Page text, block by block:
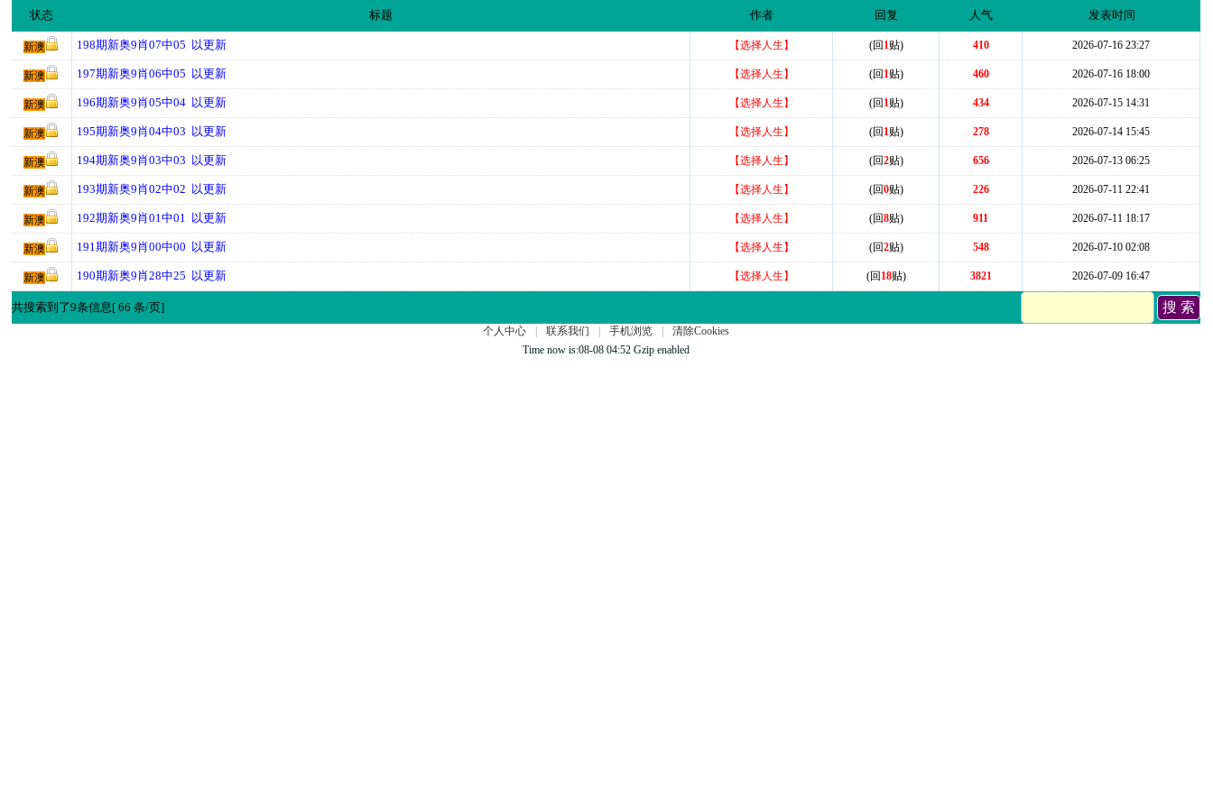
状态 标题 作者 回复 人气 发表时间
新澳 198期新奥9肖07中05 以更新 【选择人生】 (回 1贴) 410 2026-07-16 23:27
新澳 197期新奥9肖06中05 以更新 【选择人生】 (回 1贴) 460 2026-07-16 18:00
新澳 196期新奥9肖05中04 以更新 【选择人生】 (回 1贴) 434 2026-07-15 14:31
新澳 195期新奥9肖04中03 以更新 【选择人生】 (回 1贴) 278 2026-07-14 15:45
新澳 194期新奥9肖03中03 以更新 【选择人生】 (回2贴) 656 2026-07-13 06:25
新澳 193期新奥9肖02中02 以更新 【选择人生】 (回0贴) 226 2026-07-11 22:41
新澳 192期新奥9肖01中01 以更新 【选择人生】 (回8贴) 911 2026-07-11 18:17
新澳 191期新奥9肖00中00 以更新 【选择人生】 (回2贴) 548 2026-07-10 02:08
新澳 190期新奥9肖28中25 以更新 【选择人生】 (回 18贴) 3821 2026-07-09 16:47
共搜索到了9条信息[ 66 条/页]
个人中心 联系我们 手机浏览
清除Cookies
Time now is:08-08 04:52 Gzip enabled